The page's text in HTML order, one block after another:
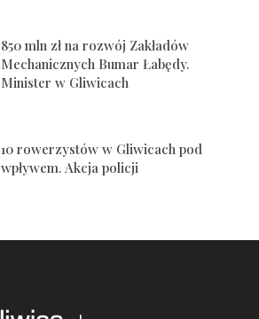
850 mln zł na rozwój Zakładów
Mechanicznych Bumar Łabędy.
Minister w Gliwicach
10 rowerzystów w Gliwicach pod
wpływem. Akcja policji